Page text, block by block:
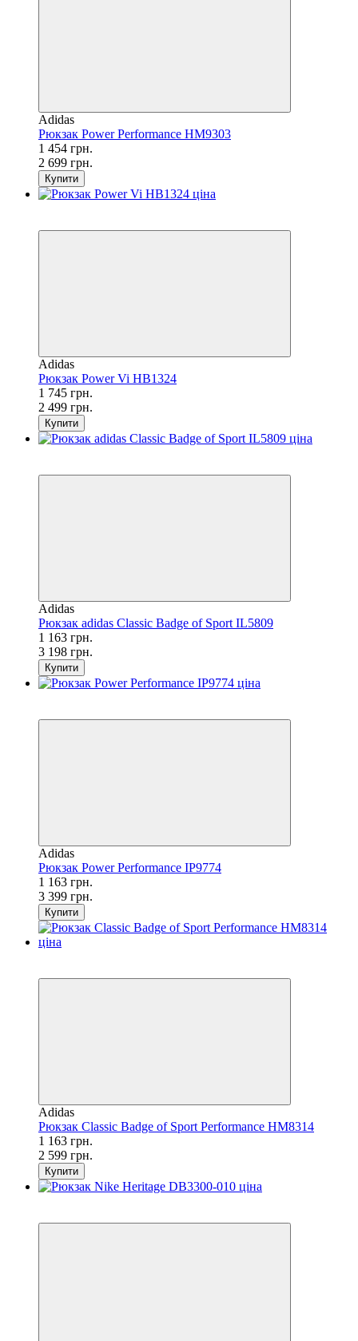
Adidas
Рюкзак Power Performance HM9303
1 454 грн.
2 699 грн.
Купити
Adidas
Рюкзак Power Vi HB1324
1 745 грн.
2 499 грн.
Купити
Adidas
Рюкзак adidas Classic Badge of Sport IL5809
1 163 грн.
3 198 грн.
Купити
Adidas
Рюкзак Power Performance IP9774
1 163 грн.
3 399 грн.
Купити
Adidas
Рюкзак Classic Badge of Sport Performance HM8314
1 163 грн.
2 599 грн.
Купити